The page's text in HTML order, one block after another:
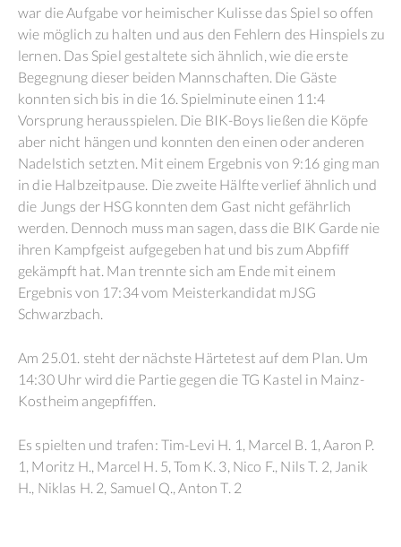
war die Aufgabe vor heimischer Kulisse das Spiel so offen
wie möglich zu halten und aus den Fehlern des Hinspiels zu
lernen. Das Spiel gestaltete sich ähnlich, wie die erste
Begegnung dieser beiden Mannschaften. Die Gäste
konnten sich bis in die 16. Spielminute einen 11:4
Vorsprung herausspielen. Die BIK-Boys ließen die Köpfe
aber nicht hängen und konnten den einen oder anderen
Nadelstich setzten. Mit einem Ergebnis von 9:16 ging man
in die Halbzeitpause. Die zweite Hälfte verlief ähnlich und
die Jungs der HSG konnten dem Gast nicht gefährlich
werden. Dennoch muss man sagen, dass die BIK Garde nie
ihren Kampfgeist aufgegeben hat und bis zum Abpfiff
gekämpft hat. Man trennte sich am Ende mit einem
Ergebnis von 17:34 vom Meisterkandidat mJSG
Schwarzbach.
Am 25.01. steht der nächste Härtetest auf dem Plan. Um
14:30 Uhr wird die Partie gegen die TG Kastel in Mainz-
Kostheim angepfiffen.
Es spielten und trafen: Tim-Levi H. 1, Marcel B. 1, Aaron P.
1, Moritz H., Marcel H. 5, Tom K. 3, Nico F., Nils T. 2, Janik
H., Niklas H. 2, Samuel Q., Anton T. 2